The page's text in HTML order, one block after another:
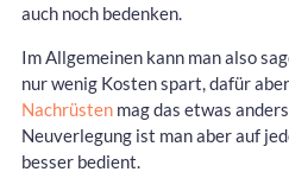
auch noch bedenken.
Im Allgemeinen kann man also
nur wenig Kosten spart, dafür
Nachrüsten mag das etwas
Neuverlegung ist man aber auf
besser bedient.